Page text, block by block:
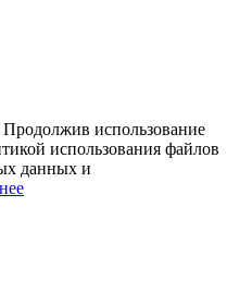
использование
использования файлов
данных и